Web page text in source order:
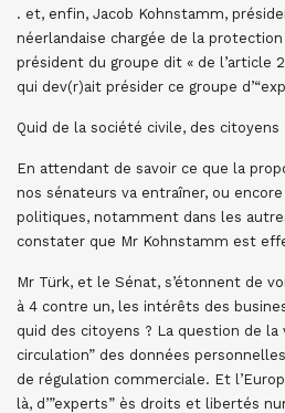
. et, enfin, Jacob Kohnstamm,
néerlandaise chargée de la
président du groupe dit « de l’article
qui dev(r)ait présider ce groupe
Quid de la société civile, des citoyens
En attendant de savoir ce que la
nos sénateurs va entraîner, ou
politiques, notamment dans les
constater que Mr Kohnstamm est
Mr Türk, et le Sénat, s’étonnent de
à 4 contre un, les intérêts des
quid des citoyens ? La question de la
circulation” des données
de régulation commerciale. Et
là, d’”experts” ès droits et libertés